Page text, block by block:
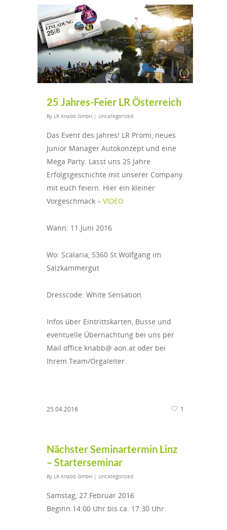
25 Jahres-Feier LR Österreich
By LR Knabb GmbH | Uncategorized
Das Event des Jahres! LR Promi, neues
Junior Manager Autokonzept und eine
Mega Party. Lasst uns 25 Jahre
Erfolgsgeschichte mit unserer Company
mit euch feiern. Hier ein kleiner
Vorgeschmack – VIDEO
Wann: 11.Juni 2016
Wo: Scalaria, 5360 St.Wolfgang im
Salzkammergut
Dresscode: White Sensation
Infos über Eintrittskarten, Busse und
eventuelle Übernachtung bei uns per
Mail office.knabb@ aon.at oder bei
Ihrem Team/Orgaleiter.
25.04.2016 1
Nächster Seminartermin Linz
– Starterseminar
By LR Knabb GmbH | Uncategorized
Samstag, 27.Februar 2016
Beginn 14:00 Uhr bis ca. 17:30 Uhr